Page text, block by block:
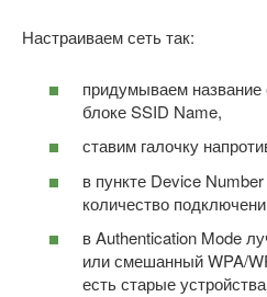
Настраиваем сеть так:
придумываем название
блоке SSID Name,
ставим галочку
в пункте Device
количество
в Authentication Mode
или смешанный WPA/
есть старые